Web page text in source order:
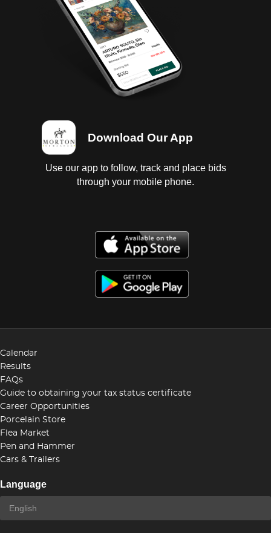
transmision estandar sin probar; diferencial sin
probar; interiores regulares, vestidura y tapete rotos,
falta asiento lado copiloto; instrumentos regulares,
tablero regular completo; suspension a muelles sin
probar; chasis con corrosion; carroceria con golpes
ligeros, espejo retrovisor lado derecho, puerta
trasera, fascias delantera y trasera dañados,
parabrisas estrellado; 4 llantas con 1/4 de vida. Baja
en copia, es responsabilidad del cliente certificarlas.
Download Our App
Use our app to follow, track and place bids
through your mobile phone.
Calendar
Results
FAQs
Guide to obtaining your tax status certificate
Career Opportunities
Porcelain Store
Flea Market
Pen and Hammer
Cars & Trailers
Language